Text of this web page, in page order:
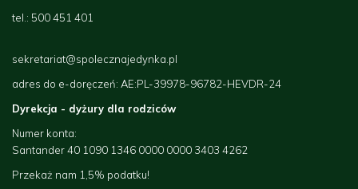
tel.: 500 451 401
sekretariat@spolecznajedynka.pl
adres do e-doręczeń: AE:PL-39978-96782-HEVDR-24
Dyrekcja - dyżury dla rodziców
Numer konta:
Santander 40 1090 1346 0000 0000 3403 4262
Przekaż nam 1,5% podatku!